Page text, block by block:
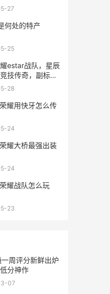
灵博弈者**
27
何处的特产
25
estar战队，星辰
技传奇，副标
一心铸就银龙杯
28
耀用快牙怎么传
24
耀大桥最强出装
24
耀战队怎么玩
23
周评分新鲜出炉
分神作
07